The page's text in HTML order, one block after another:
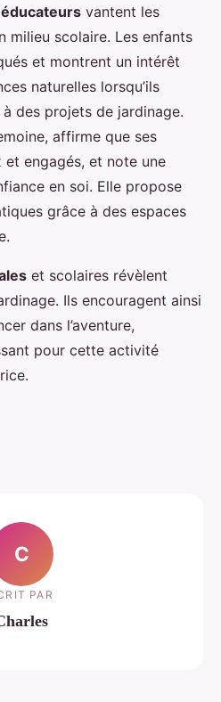
éducateurs vantent les
milieu scolaire. Les enfants
et montrent un intérêt
naturelles lorsqu’ils
des projets de jardinage.
affirme que ses
engagés, et note une
en soi. Elle propose
grâce à des espaces
et scolaires révèlent
Ils encouragent ainsi
dans l’aventure,
pour cette activité
C
PAR